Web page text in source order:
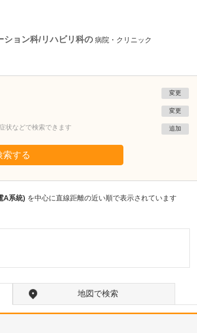
ション科/リハビリ科の 病院・クリニック
変更
変更
状などで検索できます 追加
索する
A系統) を中心に直線距離の近い順で表示されています
地図で検索
熊本県熊本市南区
たかしお内科ハートクリニック
たのにはどのような理由があったのでしょうか?
ん。しかも、悪化と改善
を繰り返しながら病状は
だんだん悪くなっていき
ます。大学病院で後進の